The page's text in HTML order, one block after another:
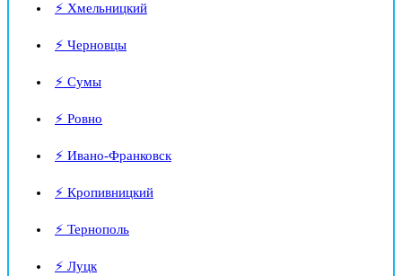
⚡ Хмельницкий
⚡ Черновцы
⚡ Сумы
⚡ Ровно
⚡ Ивано-Франковск
⚡ Кропивницкий
⚡ Тернополь
⚡ Луцк